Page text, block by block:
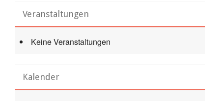
Veranstaltungen
Keine Veranstaltungen
Kalender